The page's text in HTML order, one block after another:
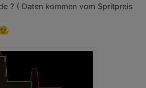
? ( Daten kommen vom Spritpreis